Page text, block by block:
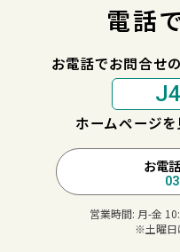
電話
お電話でお問合せ
ホームページを
お電
営業時間: 月-金
※土曜日